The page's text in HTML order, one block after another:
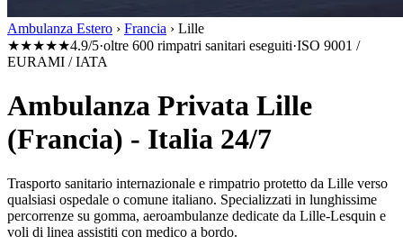
Ambulanza Estero › Francia › Lille
★★★★★4.9/5·oltre 600 rimpatri sanitari eseguiti·ISO 9001 /
EURAMI / IATA
Ambulanza Privata Lille
(Francia) - Italia 24/7
Trasporto sanitario internazionale e rimpatrio protetto da Lille verso
qualsiasi ospedale o comune italiano. Specializzati in lunghissime
percorrenze su gomma, aeroambulanze dedicate da Lille-Lesquin e
voli di linea assistiti con medico a bordo.